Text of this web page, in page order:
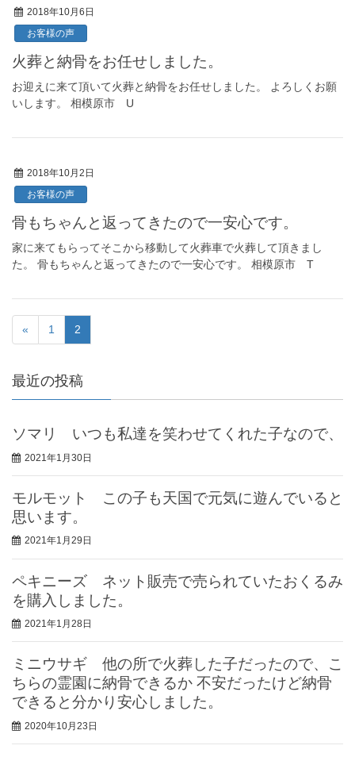
2018年10月6日
お客様の声
火葬と納骨をお任せしました。
お迎えに来て頂いて火葬と納骨をお任せしました。 よろしくお願
いします。 相模原市 U
2018年10月2日
お客様の声
骨もちゃんと返ってきたので一安心です。
家に来てもらってそこから移動して火葬車で火葬して頂きまし
た。 骨もちゃんと返ってきたので一安心です。 相模原市 T
« 1 2
最近の投稿
ソマリ いつも私達を笑わせてくれた子なので、
2021年1月30日
モルモット この子も天国で元気に遊んでいると
思います。
2021年1月29日
ペキニーズ ネット販売で売られていたおくるみ
を購入しました。
2021年1月28日
ミニウサギ 他の所で火葬した子だったので、こ
ちらの霊園に納骨できるか 不安だったけど納骨
できると分かり安心しました。
2020年10月23日